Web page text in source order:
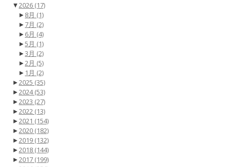
▼2026 (17)
► 8月 (1)
► 7月 (2)
► 6月 (4)
►5月 (1)
►3月 (2)
►2月 (5)
► 1月 (2)
►2025 (35)
►2024(53)
►2023 (27)
►2022 (13)
►2021 (154)
►2020 (182)
►2019 (132)
►2018 (144)
►2017 (199)